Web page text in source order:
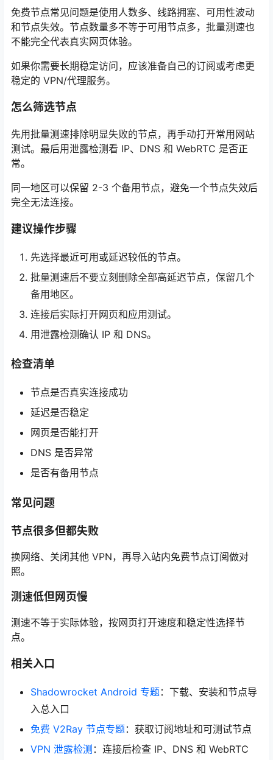
免费节点常见问题是使用人数多、线路拥塞、可用性波动
和节点失效。节点数量多不等于可用节点多，批量测速也
不能完全代表真实网页体验。
如果你需要长期稳定访问，应该准备自己的订阅或考虑更
稳定的 VPN/代理服务。
怎么筛选节点
先用批量测速排除明显失败的节点，再手动打开常用网站
测试。最后用泄露检测看 IP、DNS 和 WebRTC 是否正
常。
同一地区可以保留 2-3 个备用节点，避免一个节点失效后
完全无法连接。
建议操作步骤
先选择最近可用或延迟较低的节点。
批量测速后不要立刻删除全部高延迟节点，保留几个
备用地区。
连接后实际打开网页和应用测试。
用泄露检测确认 IP 和 DNS。
检查清单
节点是否真实连接成功
延迟是否稳定
网页是否能打开
DNS 是否异常
是否有备用节点
常见问题
节点很多但都失败
换网络、关闭其他 VPN，再导入站内免费节点订阅做对
照。
测速低但网页慢
测速不等于实际体验，按网页打开速度和稳定性选择节
点。
相关入口
Shadowrocket Android 专题：下载、安装和节点导
入总入口
免费 V2Ray 节点专题：获取订阅地址和可测试节点
VPN 泄露检测 ：连接后检查 IP、DNS 和 WebRTC